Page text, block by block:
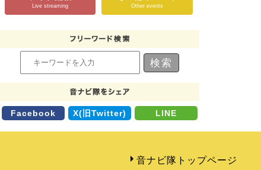
Live streaming Other events
Facebook X(旧Twitter) LINE
音ナビ隊トップページ